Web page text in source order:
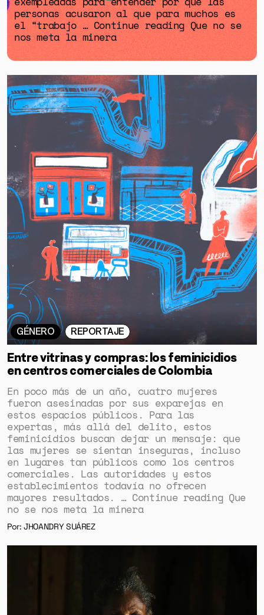
personas acusaron al que para muchos es
el “trabajo … Continue reading Que no se
nos meta la minera
GÉNERO REPORTAJE
Entre vitrinas y compras: los feminicidios
en centros comerciales de Colombia
En poco más de un año, cuatro mujeres
fueron asesinadas por sus exparejas en
estos espacios públicos. Para las
expertas, más allá del delito, estos
feminicidios buscan dejar un mensaje: que
las mujeres se sientan inseguras, incluso
en lugares tan públicos como los centros
comerciales. Las autoridades y estos
establecimientos todavía no ofrecen
mayores resultados. … Continue reading Que
no se nos meta la minera
Por: JHOANDRY SUÁREZ